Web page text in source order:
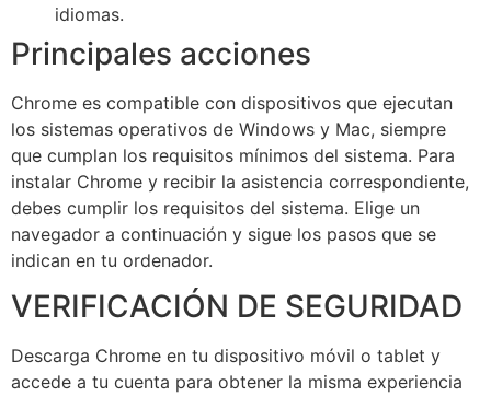
idiomas.
Principales acciones
Chrome es compatible con dispositivos que ejecutan
los sistemas operativos de Windows y Mac, siempre
que cumplan los requisitos mínimos del sistema. Para
instalar Chrome y recibir la asistencia correspondiente,
debes cumplir los requisitos del sistema. Elige un
navegador a continuación y sigue los pasos que se
indican en tu ordenador.
VERIFICACIÓN DE SEGURIDAD
Descarga Chrome en tu dispositivo móvil o tablet y
accede a tu cuenta para obtener la misma experiencia